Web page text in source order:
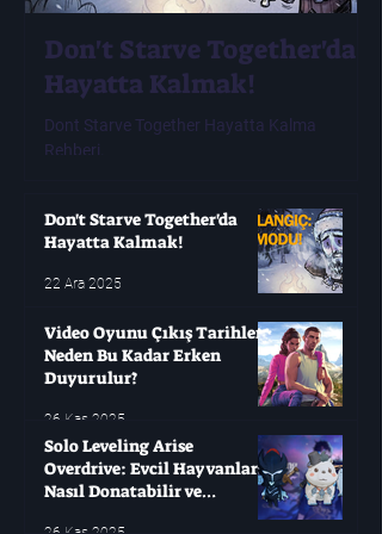
Don't Starve Together'da
Hayatta Kalmak!
Dont Starve Together Hayatta Kalma
Rehberi.
Don't Starve Together'da
Hayatta Kalmak!
22 Ara 2025
Video Oyunu Çıkış Tarihleri ​​
Neden Bu Kadar Erken
Duyurulur?
26 Kas 2025
Solo Leveling Arise
Overdrive: Evcil Hayvanları
Nasıl Donatabilir ve